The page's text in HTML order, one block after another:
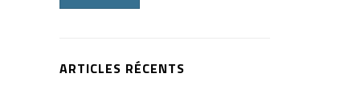
ARTICLES RÉCENTS